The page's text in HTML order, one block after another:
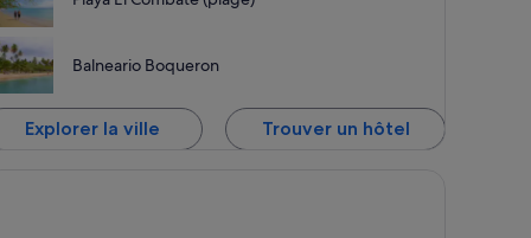
Balneario Boqueron
Explorer la ville Trouver un hôtel